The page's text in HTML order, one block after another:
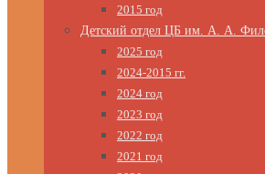
2015 год
Детский отдел ЦБ им. А. А.
2025 год
2024-2015 гг.
2024 год
2023 год
2022 год
2021 год